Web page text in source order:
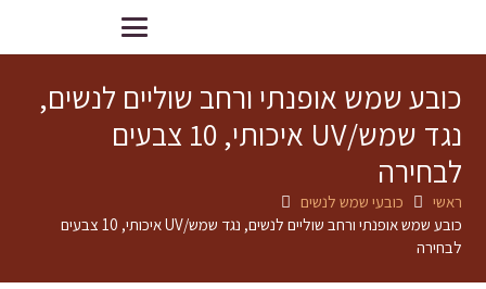
כובע שמש אופנתי ורחב שוליים לנשים,
נגד שמש/UV איכותי, 10 צבעים
לבחירה
ראשי
כובעי שמש לנשים
כובע שמש אופנתי ורחב שוליים לנשים, נגד שמש/UV איכותי, 10 צבעים
לבחירה